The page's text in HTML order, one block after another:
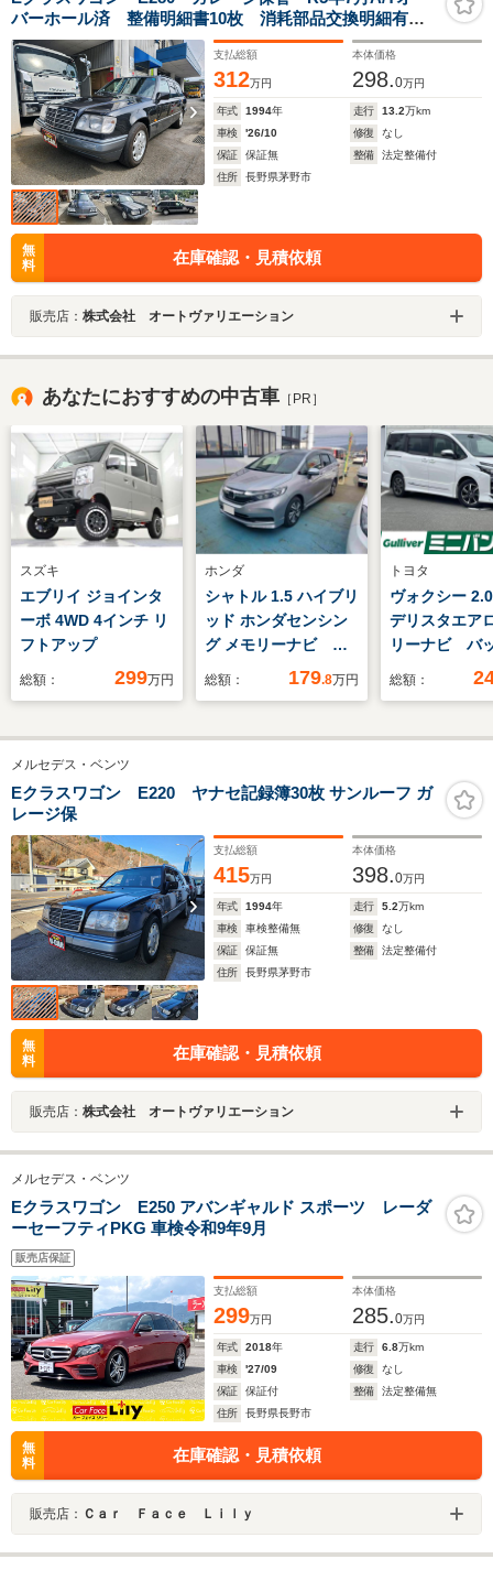
バーホール済 整備明細書10枚 消耗部品交換明細有
ファブリックシート 7人乗り スペアキー バックカメ
ラ サンルーフ ブルーブラック199 ブックケース 取
説記録簿
支払総額
312万円
本体価格
298.0万円
年式 1994年 走行 13.2万km
車検
'26/10 修復
なし
保証
保証無 整備
法定整備付
住所
長野県茅野市
無
料
在庫確認・見積依頼
販売店： 株式会社 オートヴァリエーション
あなたにおすすめの中古車 ［PR］
スズキ
エブリイ ジョインタ
ーボ 4WD 4インチ リ
フトアップ
総額： 299万円
ホンダ
シャトル 1.5 ハイブリ
ッド ホンダセンシン
グ メモリーナビ バ
ックカメラ ETC ス
総額： 179.8万円
トヨタ
ヴォクシー
デリスタエア
リーナビ バ
ラ ETC 両
ルーズコン
グネチャーイ
ード 純正ア
ール
総額：
メルセデス・ベンツ
Eクラスワゴン E220 ヤナセ記録簿30枚 サンルーフ ガ
レージ保
支払総額
415万円
本体価格
398.0万円
年式 1994年 走行 5.2万km
車検
車検整備無 修復
なし
保証
保証無 整備
法定整備付
住所
長野県茅野市
無
料
在庫確認・見積依頼
販売店： 株式会社 オートヴァリエーション
メルセデス・ベンツ
Eクラスワゴン E250 アバンギャルド スポーツ レーダ
ーセーフティPKG 車検令和9年9月
販売店保証
支払総額
299万円
本体価格
285.0万円
年式 2018年 走行 6.8万km
車検
'27/09 修復
なし
保証
保証付 整備
法定整備無
住所
長野県長野市
無
料
在庫確認・見積依頼
販売店： Ｃａｒ Ｆａｃｅ Ｌｉｌｙ